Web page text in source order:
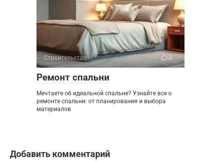
Строительство 0
Ремонт спальни
Мечтаете об идеальной спальне? Узнайте все о
ремонте спальни: от планирования и выбора
материалов
Добавить комментарий